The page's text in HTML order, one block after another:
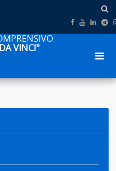
VINCI"